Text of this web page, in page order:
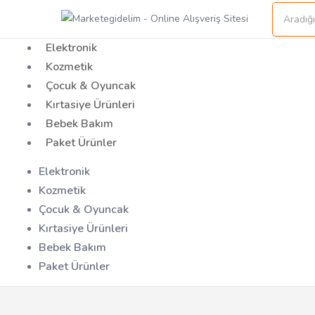
Elektronik
Kozmetik
Çocuk & Oyuncak
Kırtasiye Ürünleri
Bebek Bakım
Paket Ürünler
Elektronik
Kozmetik
Çocuk & Oyuncak
Kırtasiye Ürünleri
Bebek Bakım
Paket Ürünler